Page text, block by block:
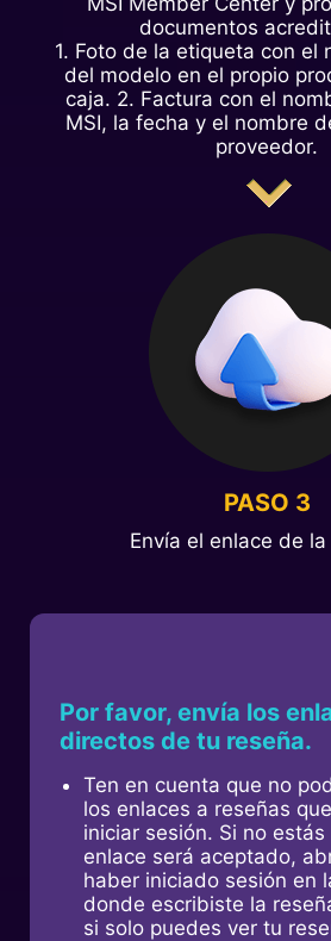
documentos
1. Foto de la etiqueta con el
del modelo en el propio
caja. 2. Factura con el
MSI, la fecha y el nombre
proveedor.
PASO 3
Envía el enlace de
Por favor, envía los
directos de tu reseña.
Ten en cuenta que no
los enlaces a reseñas
iniciar sesión. Si no
enlace será aceptado,
haber iniciado sesión en
donde escribiste la
si solo puedes ver tu